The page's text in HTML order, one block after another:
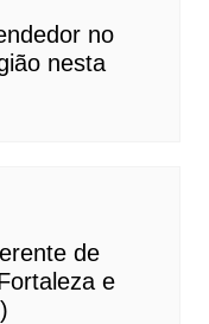
no
nesta
de
e